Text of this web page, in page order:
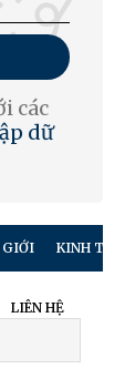
các
dữ
GIỚI KINH TẾ
LIÊN HỆ